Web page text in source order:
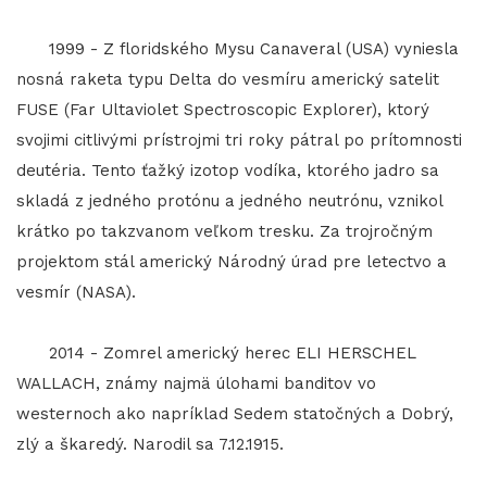
1999 - Z floridského Mysu Canaveral (USA) vyniesla
nosná raketa typu Delta do vesmíru americký satelit
FUSE (Far Ultaviolet Spectroscopic Explorer), ktorý
svojimi citlivými prístrojmi tri roky pátral po prítomnosti
deutéria. Tento ťažký izotop vodíka, ktorého jadro sa
skladá z jedného protónu a jedného neutrónu, vznikol
krátko po takzvanom veľkom tresku. Za trojročným
projektom stál americký Národný úrad pre letectvo a
vesmír (NASA).
2014 - Zomrel americký herec ELI HERSCHEL
WALLACH, známy najmä úlohami banditov vo
westernoch ako napríklad Sedem statočných a Dobrý,
zlý a škaredý. Narodil sa 7.12.1915.